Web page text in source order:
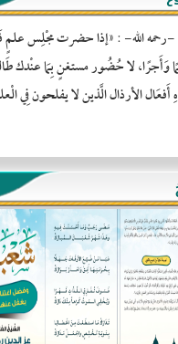
-رحمه الله- : «إذا حضرت مجْلِس
لا حُضُور مستغنٍ بِمَا عنْدك
الأرذال الَّذين لا يفلحون فِي